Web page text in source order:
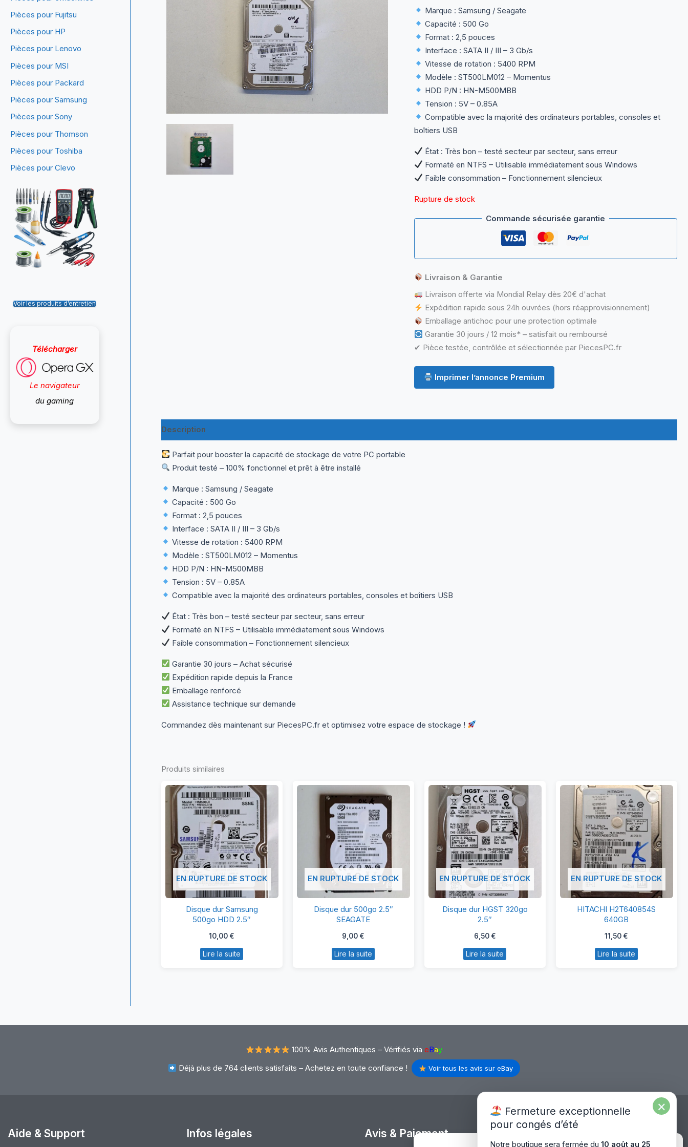
Pièces pour Fujitsu
Pièces pour HP
Pièces pour Lenovo
Pièces pour MSI
Pièces pour Packard
Pièces pour Samsung
Pièces pour Sony
Pièces pour Thomson
Pièces pour Toshiba
Pièces pour Clevo
Voir les produits d’entretien
Télécharger
Le navigateur
du gaming
Marque : Samsung / Seagate
Capacité : 500 Go
Format : 2,5 pouces
Interface : SATA II / III – 3 Gb/s
Vitesse de rotation : 5400 RPM
Modèle : ST500LM012 – Momentus
HDD P/N : HN-M500MBB
Tension : 5V – 0.85A
Compatible avec la majorité des ordinateurs portables, consoles et
boîtiers USB
État : Très bon – testé secteur par secteur, sans erreur
Formaté en NTFS – Utilisable immédiatement sous Windows
Faible consommation – Fonctionnement silencieux
Rupture de stock
Commande sécurisée garantie
Livraison & Garantie
Livraison offerte via Mondial Relay dès 20€ d'achat
Expédition rapide sous 24h ouvrées (hors réapprovisionnement)
Emballage antichoc pour une protection optimale
Garantie 30 jours / 12 mois* – satisfait ou remboursé
✔ Pièce testée, contrôlée et sélectionnée par PiecesPC.fr
Imprimer l’annonce Premium
Description
Parfait pour booster la capacité de stockage de votre PC portable
Produit testé – 100% fonctionnel et prêt à être installé
Marque : Samsung / Seagate
Capacité : 500 Go
Format : 2,5 pouces
Interface : SATA II / III – 3 Gb/s
Vitesse de rotation : 5400 RPM
Modèle : ST500LM012 – Momentus
HDD P/N : HN-M500MBB
Tension : 5V – 0.85A
Compatible avec la majorité des ordinateurs portables, consoles et boîtiers USB
État : Très bon – testé secteur par secteur, sans erreur
Formaté en NTFS – Utilisable immédiatement sous Windows
Faible consommation – Fonctionnement silencieux
Garantie 30 jours – Achat sécurisé
Expédition rapide depuis la France
Emballage renforcé
Assistance technique sur demande
Commandez dès maintenant sur PiecesPC.fr et optimisez votre espace de stockage !
Produits similaires
Disque
dur
Samsung
HDD
EN RUPTURE DE STOCK
Disque dur Samsung
500go HDD 2.5″
10,00 €
Lire la suite
Disque
dur
500go
SEAGATE
EN RUPTURE DE STOCK
Disque dur 500go 2.5″
SEAGATE
9,00 €
Lire la suite
Disque
dur
HGST
2.5″
EN RUPTURE DE STOCK
Disque dur HGST 320go
2.5″
6,50 €
Lire la suite
HITACHI
H2T640854S
640GB
EN RUPTURE DE STOCK
HITACHI H2T640854S
640GB
11,50 €
Lire la suite
100% Avis Authentiques – Vérifiés via eBay
Déjà plus de 764 clients satisfaits – Achetez en toute confiance !
Voir tous les avis sur eBay
Aide & Support Infos légales Avis & Paiement
×
Fermeture exceptionnelle
pour congés d’été
Notre boutique sera fermée du 10 août au 25